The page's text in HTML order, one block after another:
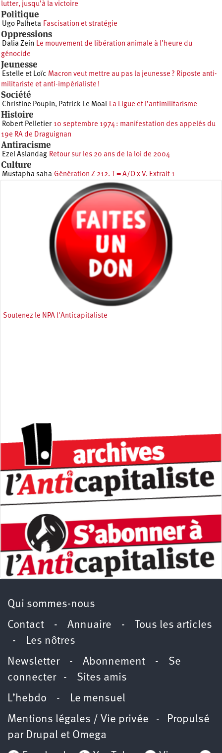
lutter, jusqu’à la victoire
Politique
Ugo Palheta Fascisation et stratégie
Oppressions
Dalia Zein Le mouvement de libération animale à l’heure du
génocide
Jeunesse
Estelle et Loïc Macron veut mettre au pas la jeunesse ? Riposte anti-
militariste et anti-impérialiste !
Société
Christine Poupin, Patrick Le Moal La Ligue et l’antimilitarisme
Histoire
Robert Pelletier 10 septembre 1974 : manifestation des appelés du
19e RA de Draguignan
Antiracisme
Ezel Aslandag Retour sur les 20 ans de la loi de 2004
Culture
Mustapha saha Génération Z 212. T = A/O x V. Extrait 1
Soutenez le NPA l'Anticapitaliste
Qui sommes-nous
Contact - Annuaire -
Tous les articles
- Les nôtres
Newsletter- Abonnement - Se
connecter- Sites amis
L’hebdo - Le mensuel
Mentions légales / Vie privée - Propulsé
par Drupal et Omega